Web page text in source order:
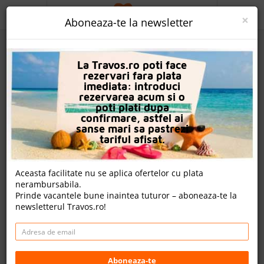
Hotel Titanic Beach Spa & Aqua Park
Nota
8.7 8.4
4307
evaluari
9.0
913
evaluari
5360
evaluari
12 review-uri , nota Travos: 8.4
Sahl Hashish Road, Hurghada Red Sea, Egypt, 84512
PROMO
CAUTA REZERVARE
OFERTA PERSONALIZATA
DESPRE NOI
LOGIN
CAZARE
CHARTER AVION
CAZARE + AUTOCAR
CONTACT
×
Aboneaza-te la newsletter
La Travos.ro poti face
rezervari fara plata
imediata: introduci
rezervarea acum si o
poti plati dupa
confirmare, astfel ai
sanse mari sa pastrezi
tariful afisat.
Aceasta facilitate nu se aplica ofertelor cu plata
nerambursabila.
Prinde vacantele bune inaintea tuturor – aboneaza-te la
newsletterul Travos.ro!
Aboneaza-te